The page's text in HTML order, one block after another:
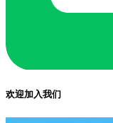
欢迎加入我们